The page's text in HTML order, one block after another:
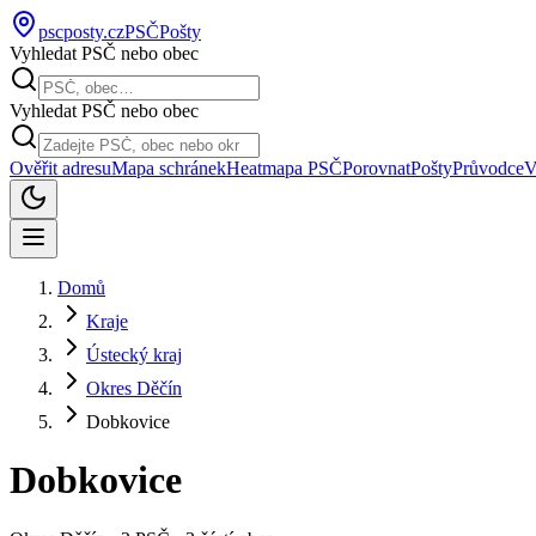
pscposty.czPSČPošty
Vyhledat PSČ nebo obec
Vyhledat PSČ nebo obec
Ověřit adresuMapa schránekHeatmapa PSČPorovnatPoštyPrůvodce
Domů
Kraje
Ústecký kraj
Okres Děčín
Dobkovice
Dobkovice